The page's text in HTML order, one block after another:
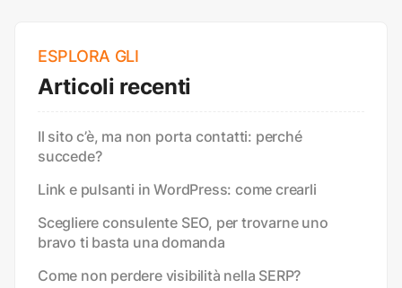
ESPLORA GLI
Articoli recenti
Il sito c’è, ma non porta contatti: perché
succede?
Link e pulsanti in WordPress: come crearli
Scegliere consulente SEO, per trovarne uno
bravo ti basta una domanda
Come non perdere visibilità nella SERP?